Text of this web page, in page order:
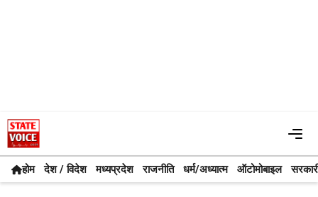
Skip
to
content
होम देश / विदेश मध्यप्रदेश राजनीति धर्म/अध्यात्म ऑटोमोबाइल